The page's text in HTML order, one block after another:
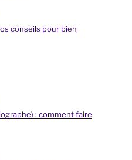
conseils pour bien
: comment faire